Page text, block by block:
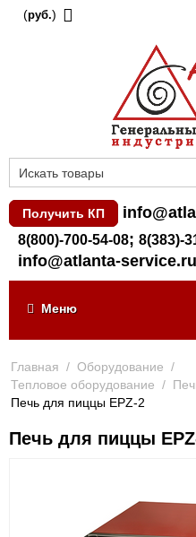
(руб.)
Получить КП
8(800)-700-54-08; 8(383)-
info@atlanta-service.ru
Меню
Главная / Оборудование /
Тепловое оборудование /
Печь для пиццы EPZ-2
Печь для пиццы